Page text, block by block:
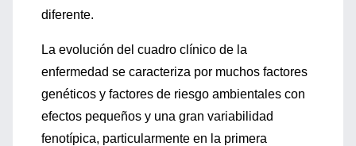
diferente.
La evolución del cuadro clínico de la
enfermedad se caracteriza por muchos factores
genéticos y factores de riesgo ambientales con
efectos pequeños y una gran variabilidad
fenotípica, particularmente en la primera